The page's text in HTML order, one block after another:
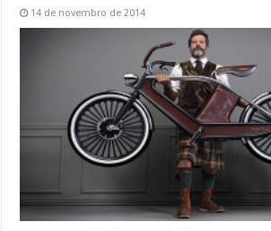
14 de novembro de 2014